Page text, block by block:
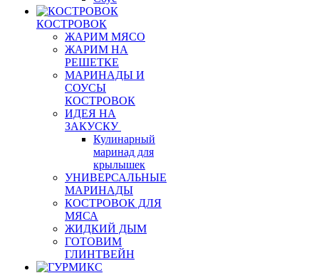
КОСТРОВОК
ЖАРИМ МЯСО
ЖАРИМ НА
РЕШЕТКЕ
МАРИНАДЫ И
СОУСЫ
КОСТРОВОК
ИДЕЯ НА
ЗАКУСКУ
Кулинарный
маринад для
крылышек
УНИВЕРСАЛЬНЫЕ
МАРИНАДЫ
КОСТРОВОК ДЛЯ
МЯСА
ЖИДКИЙ ДЫМ
ГОТОВИМ
ГЛИНТВЕЙН